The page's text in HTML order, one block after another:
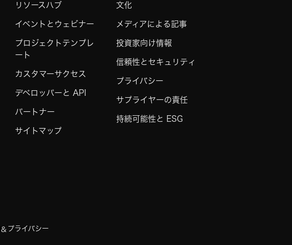
リソースハブ
イベントとウェビナー
プロジェクトテンプレ
ート
カスタマーサクセス
デベロッパーと API
パートナー
サイトマップ
文化
メディアによる記事
投資家向け情報
信頼性とセキュリティ
プライバシー
サプライヤーの責任
持続可能性と ESG
& プライバシー